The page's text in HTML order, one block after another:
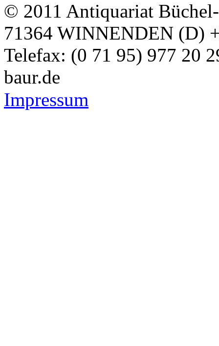
© 2011 Antiquariat
71364 WINNENDEN (D)
Telefax: (0 71 95) 977 20
baur.de
Impressum